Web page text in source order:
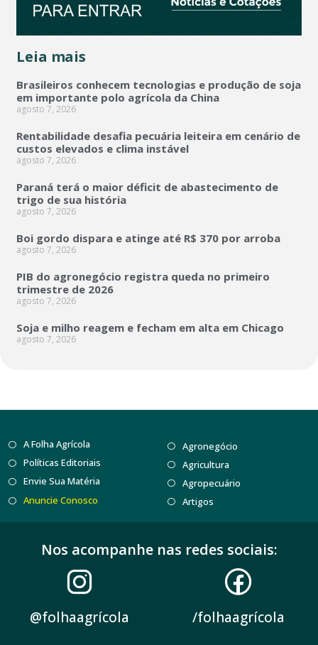
Leia mais
Brasileiros conhecem tecnologias e produção de soja
em importante polo agrícola da China
agosto 7, 2026
Rentabilidade desafia pecuária leiteira em cenário de
custos elevados e clima instável
agosto 7, 2026
Paraná terá o maior déficit de abastecimento de
trigo de sua história
agosto 7, 2026
Boi gordo dispara e atinge até R$ 370 por arroba
agosto 7, 2026
PIB do agronegócio registra queda no primeiro
trimestre de 2026
agosto 7, 2026
Soja e milho reagem e fecham em alta em Chicago
agosto 7, 2026
A Folha Agrícola
Políticas Editoriais
Envie Sua Matéria
Anuncie Conosco
Agronegócio
Agricultura
Agropecuário
Artigos
Nos acompanhe nas redes sociais:
@folhaagrícola /folhaagrícola